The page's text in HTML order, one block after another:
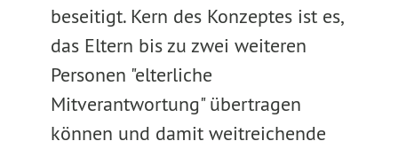
beseitigt. Kern des Konzeptes ist es,
das Eltern bis zu zwei weiteren
Personen "elterliche
Mitverantwortung" übertragen
können und damit weitreichende